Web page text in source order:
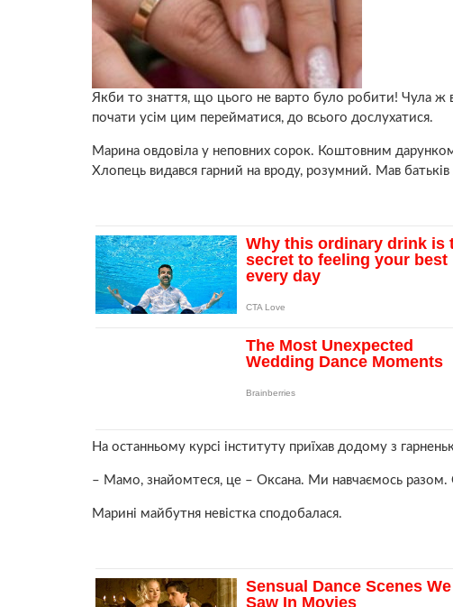
Якби то знаття, що цього не варто було робити! Чула ж
почати усім цим перейматися, до всього дослухатися.
Марина oвдoвіла у неповних сорок. Коштовним
Хлопець видався гарний на вроду, розумний. Мав
На останньому курсі інституту приїхав додому з
– Мамо, знайoмтеся, це – Оксана. Ми навчаємось разом.
Марині майбутня невістка сподобалася.